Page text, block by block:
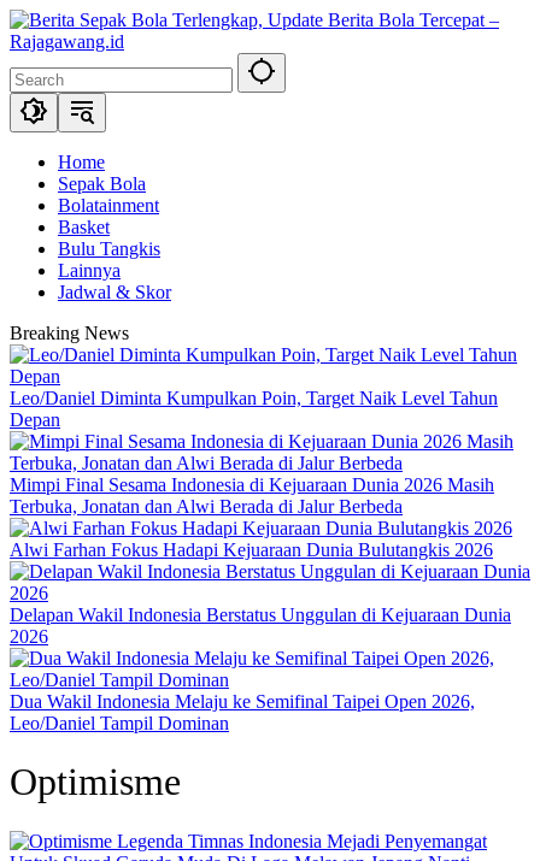
Skip
to
Home
Sepak Bola
Bolatainment
Basket
Bulu Tangkis
Lainnya
Jadwal & Skor
Breaking News
Leo/Daniel Diminta Kumpulkan Poin, Target Naik Level Tahun
Depan
Mimpi Final Sesama Indonesia di Kejuaraan Dunia 2026 Masih
Terbuka, Jonatan dan Alwi Berada di Jalur Berbeda
Alwi Farhan Fokus Hadapi Kejuaraan Dunia Bulutangkis 2026
Delapan Wakil Indonesia Berstatus Unggulan di Kejuaraan Dunia
2026
Dua Wakil Indonesia Melaju ke Semifinal Taipei Open 2026,
Leo/Daniel Tampil Dominan
Optimisme